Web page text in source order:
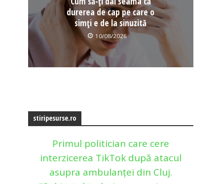
durerea de cap pe care o
simți e de la sinuzită
10/08/2026
stiripesurse.ro
Primul politician care cere
interzicerea TikTok după atacul
asupra ambulanţei din Cluj.